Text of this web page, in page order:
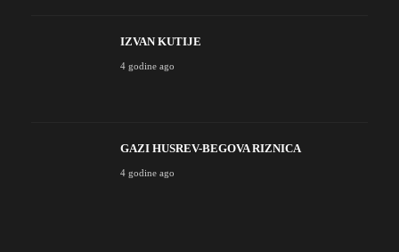
IZVAN KUTIJE
4 godine ago
GAZI HUSREV-BEGOVA RIZNICA
4 godine ago